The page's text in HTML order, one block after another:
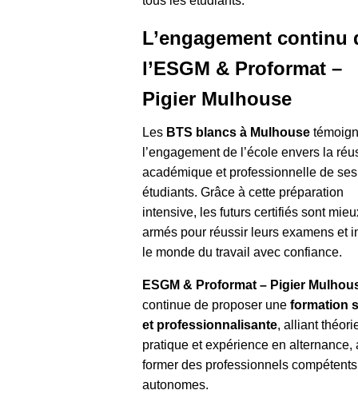
L’engagement continu
l’ESGM & Proformat –
Pigier Mulhouse
Les BTS blancs à Mulhouse
l’engagement de l’école envers la
académique et professionnelle de ses
étudiants. Grâce à cette préparation
intensive, les futurs certifiés sont
armés pour réussir leurs examens et
le monde du travail avec confiance.
ESGM & Proformat – Pigier
continue de proposer uneformation
et professionnalisante, alliant
pratique et expérience en alternance,
former des professionnels
autonomes.